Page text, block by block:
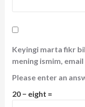
Keyingi marta fikr
mening ismim,
Please enter an
20 − eight =